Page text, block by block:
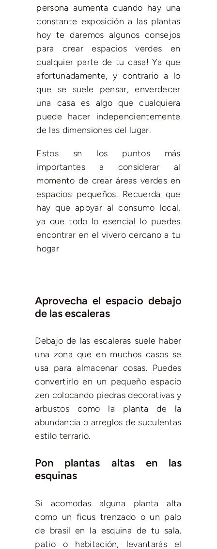
persona aumenta cuando hay una
constante exposición a las plantas
hoy te daremos algunos consejos
para crear espacios verdes en
cualquier parte de tu casa! Ya que
afortunadamente, y contrario a lo
que se suele pensar, enverdecer
una casa es algo que cualquiera
puede hacer independientemente
de las dimensiones del lugar.
Estos sn los puntos más
importantes a considerar al
momento de crear áreas verdes en
espacios pequeños. Recuerda que
hay que apoyar al consumo local,
ya que todo lo esencial lo puedes
encontrar en el vivero cercano a tu
hogar
Aprovecha el espacio debajo
de las escaleras
Debajo de las escaleras suele haber
una zona que en muchos casos se
usa para almacenar cosas. Puedes
convertirlo en un pequeño espacio
zen colocando piedras decorativas y
arbustos como la planta de la
abundancia o arreglos de suculentas
estilo terrario.
Pon plantas altas en las
esquinas
Si acomodas alguna planta alta
como un ficus trenzado o un palo
de brasil en la esquina de tu sala,
patio o habitación, levantarás el